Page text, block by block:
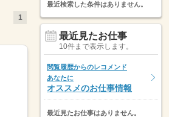
1
最近検索した条件はありません。
最近見たお仕事
10件まで表示します。
閲覧履歴からのレコメンド
あなたに
オススメのお仕事情報
最近見たお仕事はありません。